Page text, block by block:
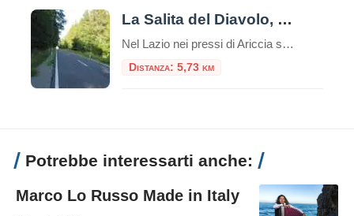
La Salita del Diavolo, la strada antigravitazionale
Nel Lazio nei pressi di Ariccia sui Castelli Romani esiste una strada magica, la “Salita Stregata” o “Salita del Diavolo“: lungo una salita rettilinea, ogni cosa lasciata libera sul suolo, invece di scendere inizia a salire! La strada si trova precisamente al Km. 11,600 della Strada Statale 218, a pochi passi da Roma. Questo insolito […]
Distanza: 5,73 km
Potrebbe interessarti anche:
Marco Lo Russo Made in Italy